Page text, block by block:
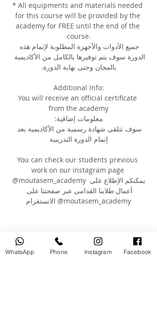
* All equipments and materials needed
for this course will be provided by the
academy for FREE until the end of the
course.
جميع الأدوات والأجهزة المطلوبة لإتمام هذه
الدورة سوف يتم توفيرها بالكامل من الأكاديمية
بالمجان وحتى نهاية الدورة.
Additional Info:
You will receive an official certificate
from the academy
معلومات إضافية:
سوف تتلقى شهادة رسمية من الأكاديمية بعد
إتمام الدورة التدريبية
You can check our students previous
work on our instagram page
@moutasem_academy يمكنكم الإطلاع على
أعمال طلابنا القدامى عبر صفحتنا على
الانستغرام @moutasem_academy
WhatsApp Phone Instagram Facebook